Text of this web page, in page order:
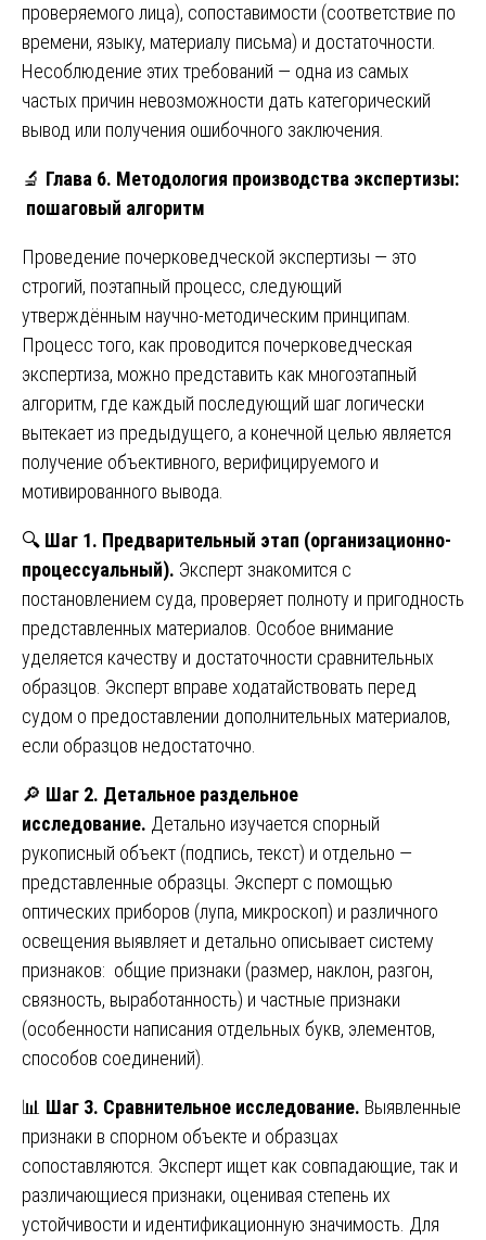
проверяемого лица), сопоставимости (соответствие по
времени, языку, материалу письма) и достаточности.
Несоблюдение этих требований — одна из самых
частых причин невозможности дать категорический
вывод или получения ошибочного заключения.
🔬 Глава 6. Методология производства экспертизы:
пошаговый алгоритм
Проведение почерковедческой экспертизы — это
строгий, поэтапный процесс, следующий
утверждённым научно-методическим принципам.
Процесс того, как проводится почерковедческая
экспертиза, можно представить как многоэтапный
алгоритм, где каждый последующий шаг логически
вытекает из предыдущего, а конечной целью является
получение объективного, верифицируемого и
мотивированного вывода.
🔍 Шаг 1. Предварительный этап (организационно-
процессуальный). Эксперт знакомится с
постановлением суда, проверяет полноту и пригодность
представленных материалов. Особое внимание
уделяется качеству и достаточности сравнительных
образцов. Эксперт вправе ходатайствовать перед
судом о предоставлении дополнительных материалов,
если образцов недостаточно.
🔎 Шаг 2. Детальное раздельное
исследование. Детально изучается спорный
рукописный объект (подпись, текст) и отдельно —
представленные образцы. Эксперт с помощью
оптических приборов (лупа, микроскоп) и различного
освещения выявляет и детально описывает систему
признаков: общие признаки (размер, наклон, разгон,
связность, выработанность) и частные признаки
(особенности написания отдельных букв, элементов,
способов соединений).
📊 Шаг 3. Сравнительное исследование. Выявленные
признаки в спорном объекте и образцах
сопоставляются. Эксперт ищет как совпадающие, так и
различающиеся признаки, оценивая степень их
устойчивости и идентификационную значимость. Для